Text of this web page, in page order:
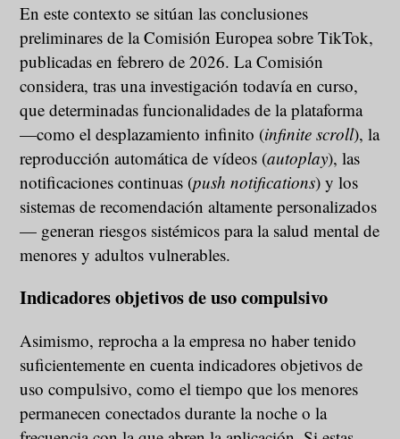
En este contexto se sitúan las conclusiones
preliminares de la Comisión Europea sobre TikTok,
publicadas en febrero de 2026. La Comisión
considera, tras una investigación todavía en curso,
que determinadas funcionalidades de la plataforma
—como el desplazamiento infinito (infinite scroll), la
reproducción automática de vídeos (autoplay), las
notificaciones continuas (push notifications) y los
sistemas de recomendación altamente personalizados
— generan riesgos sistémicos para la salud mental de
menores y adultos vulnerables.
Indicadores objetivos de uso compulsivo
Asimismo, reprocha a la empresa no haber tenido
suficientemente en cuenta indicadores objetivos de
uso compulsivo, como el tiempo que los menores
permanecen conectados durante la noche o la